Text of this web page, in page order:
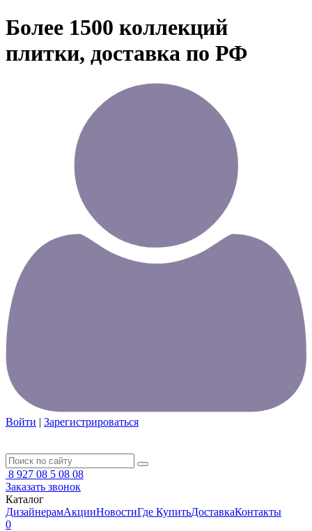
Более 1500 коллекций
плитки, доставка по РФ
Войти | Зарегистрироваться
8 927 08 5 08 08
Заказать звонок
Каталог
ДизайнерамАкцииНовостиГде КупитьДоставкаКонтакты
0